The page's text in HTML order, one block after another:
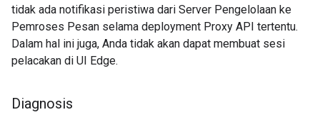
tidak ada notifikasi peristiwa dari Server Pengelolaan ke
Pemroses Pesan selama deployment Proxy API tertentu.
Dalam hal ini juga, Anda tidak akan dapat membuat sesi
pelacakan di UI Edge.
Diagnosis